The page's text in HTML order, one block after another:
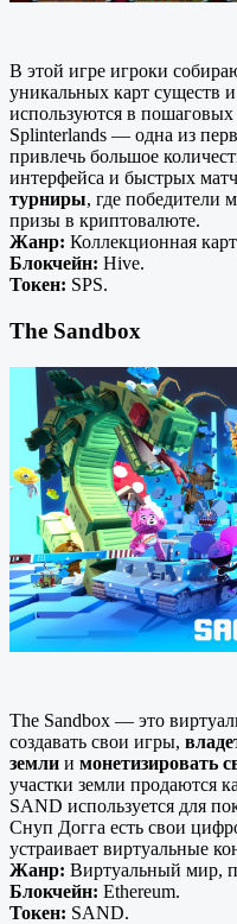
В этой игре игроки
уникальных карт существ
используются в
Splinterlands — одна из
привлечь большое
интерфейса и быстрых
турниры, где победители
призы в криптовалюте.
Жанр: Коллекционная
Блокчейн: Hive.
Токен: SPS.
The Sandbox
The Sandbox — это
создавать свои игры,
земли и монетизировать
участки земли продаются
SAND используется для
Снуп Догга есть свои
устраивает виртуальные
Жанр: Виртуальный мир,
Блокчейн: Ethereum.
Токен: SAND.